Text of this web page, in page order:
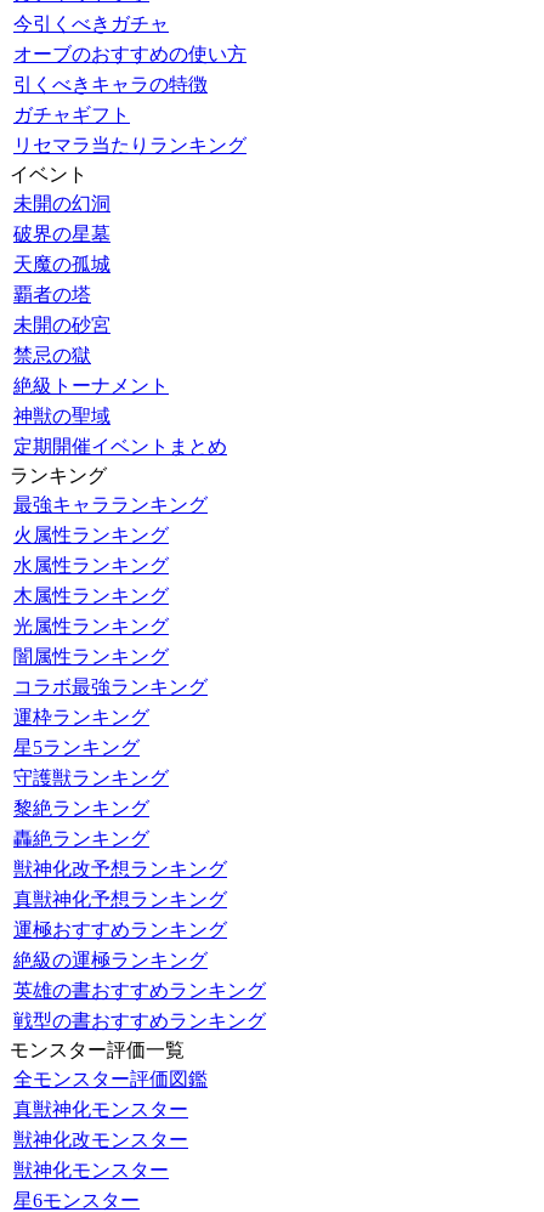
今引くべきガチャ
オーブのおすすめの使い方
引くべきキャラの特徴
ガチャギフト
リセマラ当たりランキング
イベント
未開の幻洞
破界の星墓
天魔の孤城
覇者の塔
未開の砂宮
禁忌の獄
絶級トーナメント
神獣の聖域
定期開催イベントまとめ
ランキング
最強キャラランキング
火属性ランキング
水属性ランキング
木属性ランキング
光属性ランキング
闇属性ランキング
コラボ最強ランキング
運枠ランキング
星5ランキング
守護獣ランキング
黎絶ランキング
轟絶ランキング
獣神化改予想ランキング
真獣神化予想ランキング
運極おすすめランキング
絶級の運極ランキング
英雄の書おすすめランキング
戦型の書おすすめランキング
モンスター評価一覧
全モンスター評価図鑑
真獣神化モンスター
獣神化改モンスター
獣神化モンスター
星6モンスター